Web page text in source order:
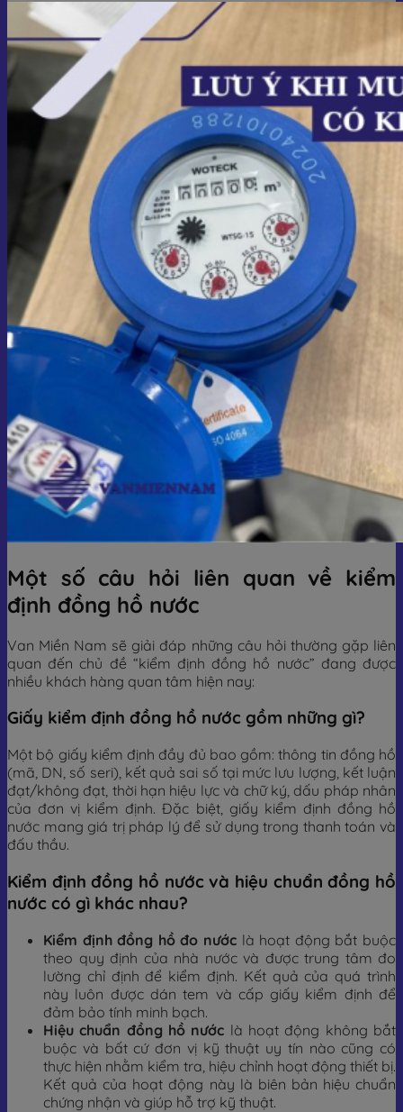
Một số câu hỏi liên quan về kiểm
định đồng hồ nước
Van Miền Nam sẽ giải đáp những câu hỏi thường gặp liên
quan đến chủ đề “kiểm định đồng hồ nước” đang được
nhiều khách hàng quan tâm hiện nay:
Giấy kiểm định đồng hồ nước gồm những gì?
Một bộ giấy kiểm định đầy đủ bao gồm: thông tin đồng hồ
(mã, DN, số seri), kết quả sai số tại mức lưu lượng, kết luận
đạt/không đạt, thời hạn hiệu lực và chữ ký, dấu pháp nhân
của đơn vị kiểm định. Đặc biệt, giấy kiểm định đồng hồ
nước mang giá trị pháp lý để sử dụng trong thanh toán và
đấu thầu.
Kiểm định đồng hồ nước và hiệu chuẩn đồng hồ
nước có gì khác nhau?
Kiểm định đồng hồ đo nước là hoạt động bắt buộc
theo quy định của nhà nước và được trung tâm đo
lường chỉ định để kiểm định. Kết quả của quá trình
này luôn được dán tem và cấp giấy kiểm định để
đảm bảo tính minh bạch.
Hiệu chuẩn đồng hồ nước là hoạt động không bắt
buộc và bất cứ đơn vị kỹ thuật uy tín nào cũng có
thực hiện nhằm kiểm tra, hiệu chỉnh hoạt động thiết bị.
Kết quả của hoạt động này là biên bản hiệu chuẩn
chứng nhận và giúp hỗ trợ kỹ thuật.